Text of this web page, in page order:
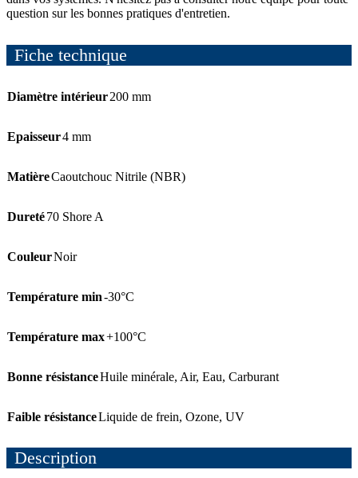
question sur les bonnes pratiques d'entretien.
Fiche technique
Diamètre intérieur200 mm
Epaisseur4 mm
MatièreCaoutchouc Nitrile (NBR)
Dureté70 Shore A
CouleurNoir
Température min-30°C
Température max+100°C
Bonne résistanceHuile minérale, Air, Eau, Carburant
Faible résistanceLiquide de frein, Ozone, UV
Description